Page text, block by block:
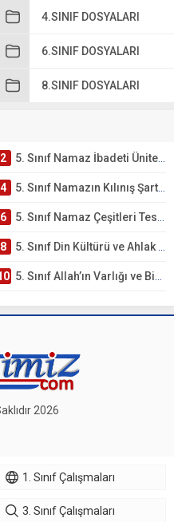
4.SINIF DOSYALARI
6.SINIF DOSYALARI
8.SINIF DOSYALARI
2 5. Sınıf Namaz İbadeti Ünite Testi – Online Çöz
4 5. Sınıf Namazın Kılınış Şartları Testi
6 5. Sınıf Namaz Çeşitleri Testi – Online Çöz
8 5. Sınıf Din Kültürü ve Ahlak Bilgisi 1. Ünite: Allah İnancı Çalışmaları
5. Sınıf Allah’ın Varlığı ve Birliği Testi – Online Çöz
2026
1. Sınıf Çalışmaları
3. Sınıf Çalışmaları